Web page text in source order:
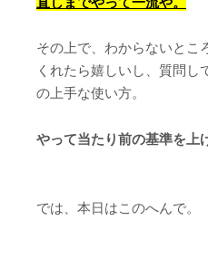
その上で、わからないとこ
くれたら嬉しいし、質問
の上手な使い方。
やって当たり前の基準を上
では、本日はこのへんで。